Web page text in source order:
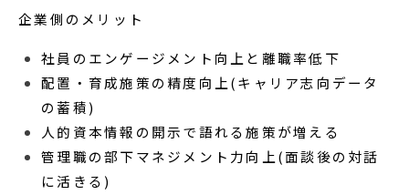
企業側のメリット
社員のエンゲージメント向上と離職率低下
配置・育成施策の精度向上(キャリア志向データ
の蓄積)
人的資本情報の開示で語れる施策が増える
管理職の部下マネジメント力向上(面談後の対話
に活きる)